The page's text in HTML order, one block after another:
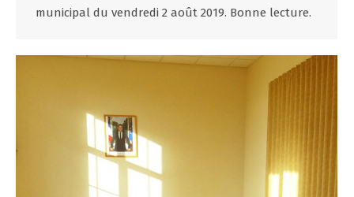
municipal du vendredi 2 août 2019. Bonne lecture.